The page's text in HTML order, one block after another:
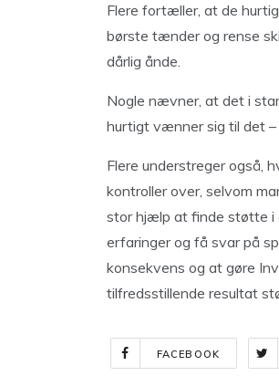
Flere fortæller, at de
børste tænder og rense
dårlig ånde.
Nogle nævner, at det i
hurtigt vænner sig til det –
Flere understreger også,
kontroller over, selvom
stor hjælp at finde støtte i
erfaringer og få svar på
konsekvens og at gøre
tilfredsstillende resultat
FACEBOOK